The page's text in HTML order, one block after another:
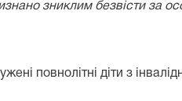
зниклим безвісти за
повнолітні діти з